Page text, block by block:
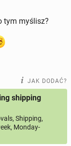
tym myślisz?
JAK DODAĆ?
shipping
Shipping,
Monday-